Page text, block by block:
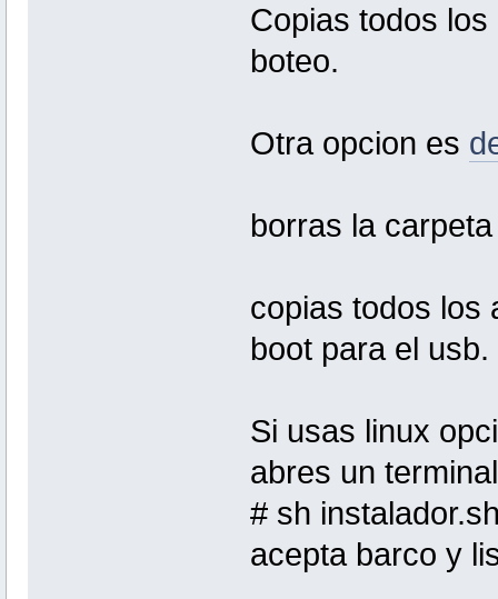
Copias todos
boteo.
Otra opcion es
borras la
copias todos los
boot para el usb.
Si usas linux
abres un terminal
# sh
acepta barco y